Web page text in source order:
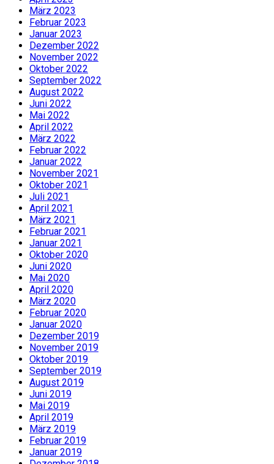
März 2023
Februar 2023
Januar 2023
Dezember 2022
November 2022
Oktober 2022
September 2022
August 2022
Juni 2022
Mai 2022
April 2022
März 2022
Februar 2022
Januar 2022
November 2021
Oktober 2021
Juli 2021
April 2021
März 2021
Februar 2021
Januar 2021
Oktober 2020
Juni 2020
Mai 2020
April 2020
März 2020
Februar 2020
Januar 2020
Dezember 2019
November 2019
Oktober 2019
September 2019
August 2019
Juni 2019
Mai 2019
April 2019
März 2019
Februar 2019
Januar 2019